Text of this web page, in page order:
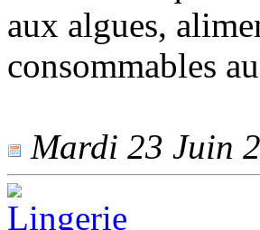
aux algues,
consommables
Mardi 23 Juin